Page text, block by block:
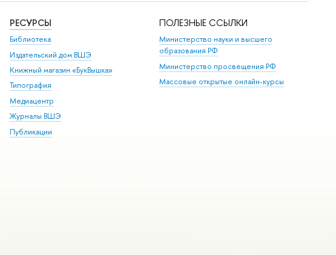
РЕСУРСЫ
Библиотека
Издательский дом ВШЭ
Книжный магазин «БукВышка»
Типография
Медиацентр
Журналы ВШЭ
Публикации
ПОЛЕЗНЫЕ ССЫЛКИ
Министерство науки и высшего
образования РФ
Министерство просвещения РФ
Массовые открытые онлайн-курсы